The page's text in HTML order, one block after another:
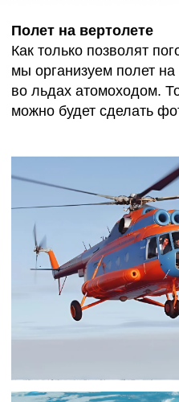
ОСТАВИТЬ ЗАЯВКУ
ОСТРОВА РУССКОЙ АРКТИКИ